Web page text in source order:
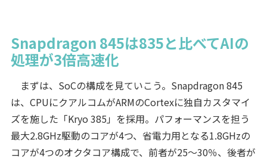
Snapdragon 845は835と比べてAIの
処理が3倍高速化
まずは、SoCの構成を見ていこう。Snapdragon 845
は、CPUにクアルコムがARMのCortexに独自カスタマイ
ズを施した「Kryo 385」を採用。パフォーマンスを担う
最大2.8GHz駆動のコアが4つ、省電力用となる1.8GHzの
コアが4つのオクタコア構成で、前者が25～30％、後者が